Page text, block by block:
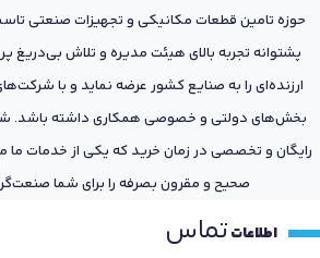
حوزه تامین قطعات مکانیکی و تجهیزات صنعتی
پشتوانه تجربه بالای هیئت مدیره و تلاش
ارزنده‌ای را به صنایع کشور عرضه نماید و با
بخش‌های دولتی و خصوصی همکاری داشته باشد.
رایگان و تخصصی در زمان خرید که یکی از خدمات ما
صحیح و مقرون بصرفه را برای شما
اطلاعاتتماس